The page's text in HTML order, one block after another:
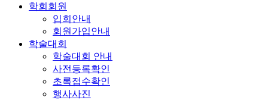
학회회원
입회안내
회원가입안내
학술대회
학술대회 안내
사전등록확인
초록접수확인
행사사진